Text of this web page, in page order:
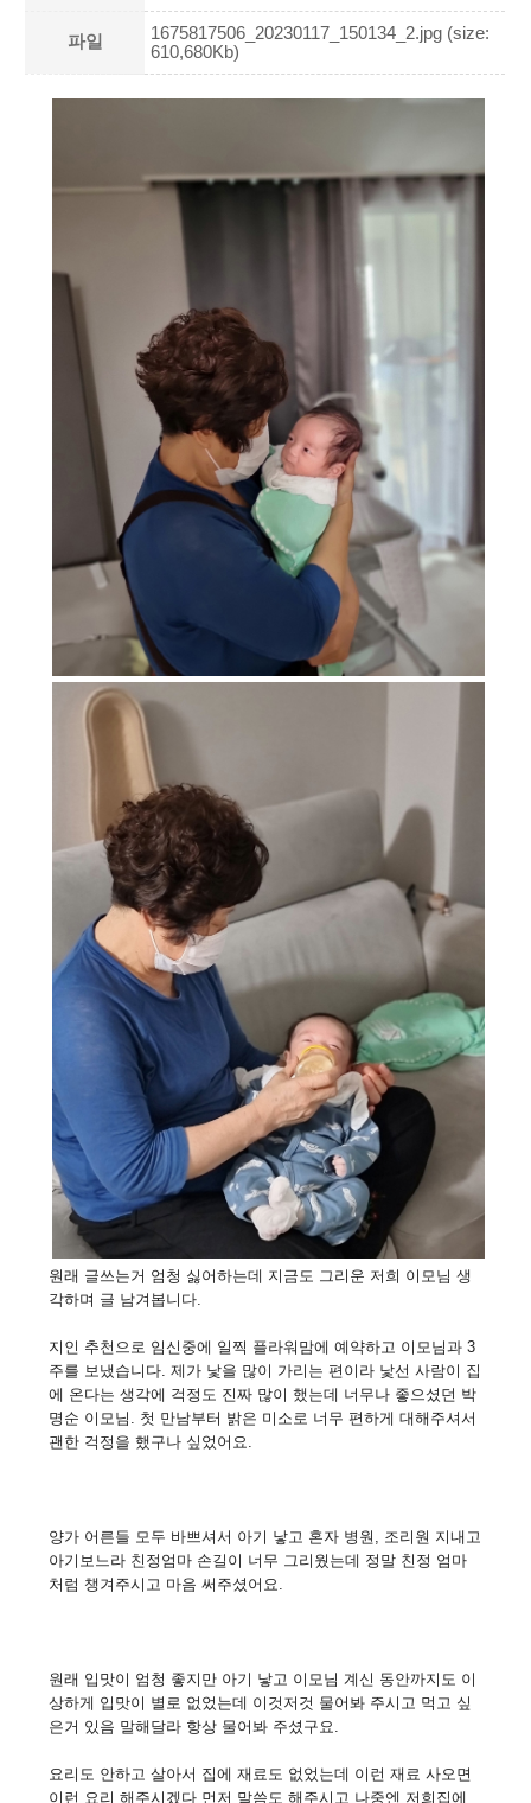
파일
1675817506_20230117_150134_2.jpg (size:
610,680Kb)
원래 글쓰는거 엄청 싫어하는데 지금도 그리운 저희 이모님 생
각하며 글 남겨봅니다.
지인 추천으로 임신중에 일찍 플라워맘에 예약하고 이모님과 3
주를 보냈습니다. 제가 낯을 많이 가리는 편이라 낯선 사람이 집
에 온다는 생각에 걱정도 진짜 많이 했는데 너무나 좋으셨던 박
명순 이모님. 첫 만남부터 밝은 미소로 너무 편하게 대해주셔서
괜한 걱정을 했구나 싶었어요.
양가 어른들 모두 바쁘셔서 아기 낳고 혼자 병원, 조리원 지내고
아기보느라 친정엄마 손길이 너무 그리웠는데 정말 친정 엄마
처럼 챙겨주시고 마음 써주셨어요.
원래 입맛이 엄청 좋지만 아기 낳고 이모님 계신 동안까지도 이
상하게 입맛이 별로 없었는데 이것저것 물어봐 주시고 먹고 싶
은거 있음 말해달라 항상 물어봐 주셨구요.
요리도 안하고 살아서 집에 재료도 없었는데 이런 재료 사오면
이런 요리 해주시겠다 먼저 말씀도 해주시고 나중엔 저희집에